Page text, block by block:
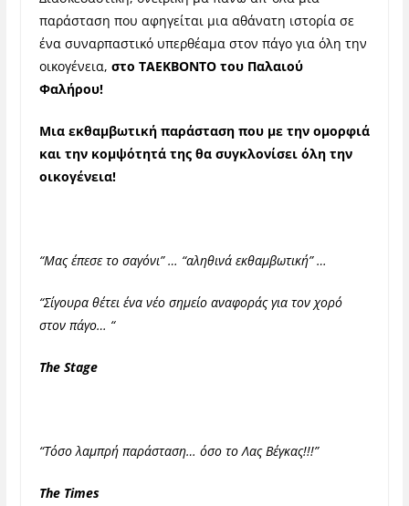
παράσταση που αφηγείται μια αθάνατη ιστορία σε
ένα συναρπαστικό υπερθέαμα στον πάγο για όλη την
οικογένεια, στο ΤΑΕΚΒΟΝΤΟ του Παλαιού
Φαλήρου!
Μια εκθαμβωτική παράσταση που με την ομορφιά
και την κομψότητά της θα συγκλονίσει όλη την
οικογένεια!
“Μας έπεσε το σαγόνι” … “αληθινά εκθαμβωτική” …
“Σίγουρα θέτει ένα νέο σημείο αναφοράςγια τον χορό
στον πάγο… “
The Stage
“Τόσο λαμπρή παράσταση… όσο το Λας Βέγκας!!!”
The Times